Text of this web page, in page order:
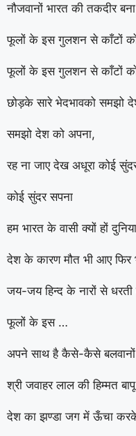
नौजवानों भारत की तकदीर
फूलों के इस गुलशन से काँटों को
फूलों के इस गुलशन से काँटों को
छोड़के सारे भेदभावको समझो
समझो देश को अपना,
रह ना जाए देख अधूरा कोई
कोई सुंदर सपना
हम भारत के वासी क्यों हों दुनिया
देश के कारण मौत भी आए फिर
जय-जय हिन्द के नारों से धरती
फूलों के इस …
अपने साथ है कैसे-कैसे बलवानों
श्री जवाहर लाल की हिम्मत
देश का झण्डा जग में ऊँचा करके